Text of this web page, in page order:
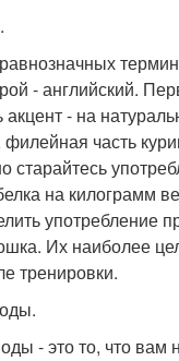
- английский.
- на
филейная часть
на килограмм
употребление
Их наиболее
тренировки.
- это то, что вам